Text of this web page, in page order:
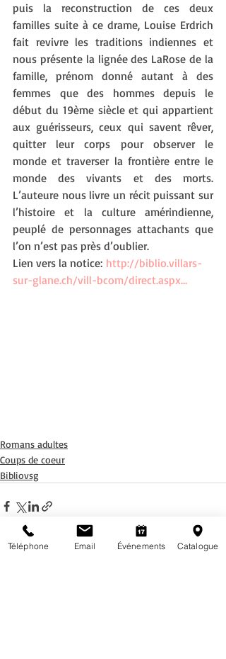
puis la reconstruction de ces deux
familles suite à ce drame, Louise Erdrich
fait revivre les traditions indiennes et
nous présente la lignée des LaRose de la
famille, prénom donné autant à des
femmes que des hommes depuis le
début du 19ème siècle et qui appartient
aux guérisseurs, ceux qui savent rêver,
quitter leur corps pour observer le
monde et traverser la frontière entre le
monde des vivants et des morts.
L’auteure nous livre un récit puissant sur
l’histoire et la culture amérindienne,
peuplé de personnages attachants que
l’on n’est pas près d’oublier.
Lien vers la notice: http://biblio.villars-
sur-glane.ch/vill-bcom/direct.aspx…
Romans adultes
Coups de coeur
Bibliovsg
Téléphone Email Événements Catalogue